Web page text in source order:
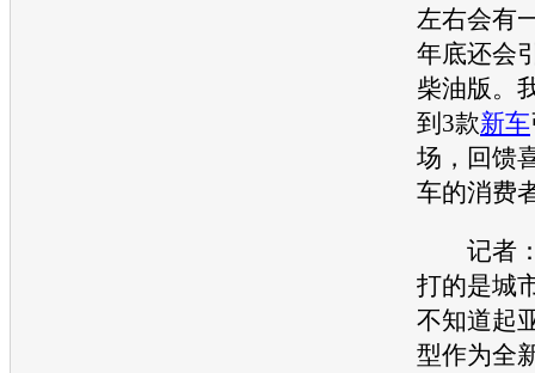
左右会有
年底还会
柴油版。
到3款新车
场，回馈
车的消费
记者
打的是城
不知道起
型作为全